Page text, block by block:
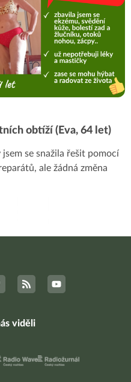
obtíží (Eva, 64 let)
se snažila řešit pomocí
ale žádná změna
viděli